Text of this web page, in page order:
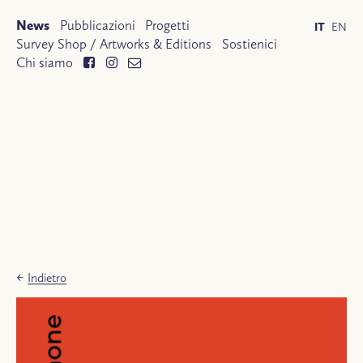
IT EN
News Pubblicazioni
Progetti
Survey Shop / Artworks & Editions
Sostienici
Chi siamo
← Indietro